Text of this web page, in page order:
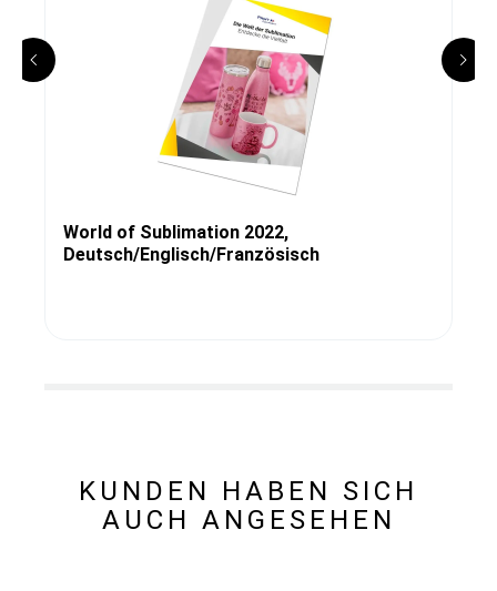
World of Sublimation 2022,
Deutsch/Englisch/Französisch
KUNDEN HABEN SICH
AUCH ANGESEHEN